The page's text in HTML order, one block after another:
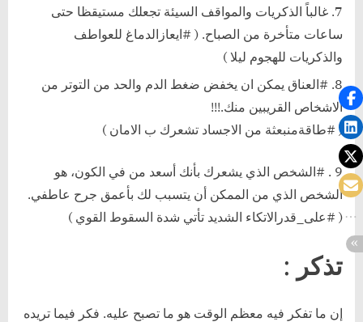
غالباً الذكريات والمواقف السيئة تجعلك مستيقظا حتى
ساعات متأخرة من الصباح. ( #ايعازالدماغ للعواطف
والذكريات للهجوم ليلا )
#العناق يمكن ان يخفض ضغط الدم والحد من التوتر من
الاشخاص القريبين منك.!!!
( #طاقةمنبعثة من الاجساد تشعرك ب الامان )
9 . #الشخص الذي يشعرك بأنك أسعد من في الكون، هو
الشخص الذي من الممكن أن يتسبب لك بأعمق جرح عاطفي.
( #على_قدرالاتكاء الشديد تأتي شدة السقوط القوي )
تذكر :
‏إن ما تفكر فيه معظم الوقت هو ما تصبح عليه. فكر فيما تريده